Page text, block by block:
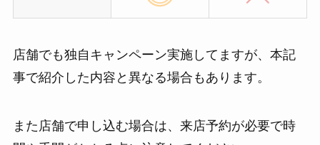
店舗でも独自キャンペーン実施してますが、本記
事で紹介した内容と異なる場合もあります。
また店舗で申し込む場合は、来店予約が必要で時